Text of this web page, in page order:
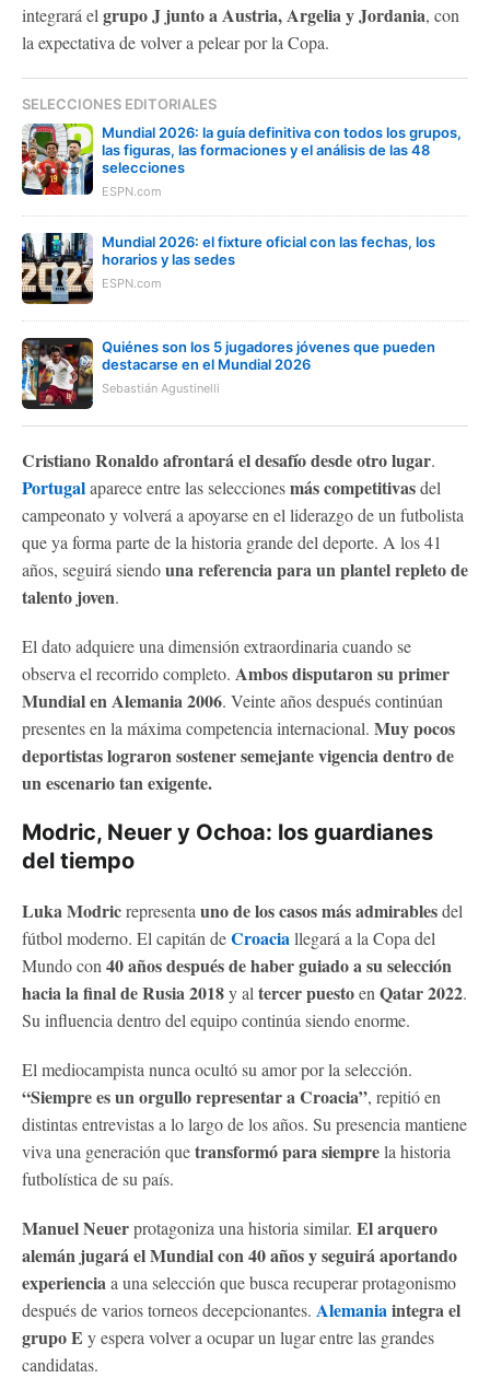
integrará el grupo J junto a Austria, Argelia y Jordania, con
la expectativa de volver a pelear por la Copa.
SELECCIONES EDITORIALES
Mundial 2026: la guía definitiva con todos los grupos,
las figuras, las formaciones y el análisis de las 48
selecciones
ESPN.com
Mundial 2026: el fixture oficial con las fechas, los
horarios y las sedes
ESPN.com
Quiénes son los 5 jugadores jóvenes que pueden
destacarse en el Mundial 2026
Sebastián Agustinelli
Cristiano Ronaldo afrontará el desafío desde otro lugar.
Portugalaparece entre las seleccionesmás competitivasdel
campeonato y volverá a apoyarse en el liderazgo de un futbolista
que ya forma parte de la historia grande del deporte. A los 41
años, seguirá siendouna referencia para un plantel repleto de
talento joven.
El dato adquiere una dimensión extraordinaria cuando se
observa el recorrido completo. Ambos disputaron su primer
Mundial en Alemania 2006. Veinte años después continúan
presentes en la máxima competencia internacional. Muy pocos
deportistas lograron sostener semejante vigencia dentro de
un escenario tan exigente.
Modric, Neuer y Ochoa: los guardianes
del tiempo
Luka Modricrepresenta uno de los casos más admirablesdel
fútbol moderno. El capitán deCroaciallegará a la Copa del
Mundo con 40 añosdespués de haber guiado a su selección
hacia la final de Rusia 2018y al tercer puestoen Qatar 2022.
Su influencia dentro del equipo continúa siendo enorme.
El mediocampista nunca ocultó su amor por la selección.
“Siempre es un orgullo representar a Croacia”, repitió en
distintas entrevistas a lo largo de los años. Su presencia mantiene
viva una generación quetransformó para siemprela historia
futbolística de su país.
Manuel Neuerprotagoniza una historia similar. El arquero
alemán jugará el Mundial con 40 años y seguirá aportando
experienciaa una selección que busca recuperar protagonismo
después de varios torneos decepcionantes. Alemaniaintegra el
grupo E y espera volver a ocupar un lugar entre las grandes
candidatas.